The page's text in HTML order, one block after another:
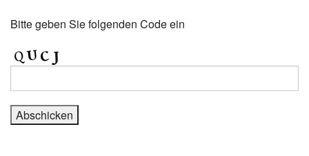
Bitte geben Sie folgenden Code ein